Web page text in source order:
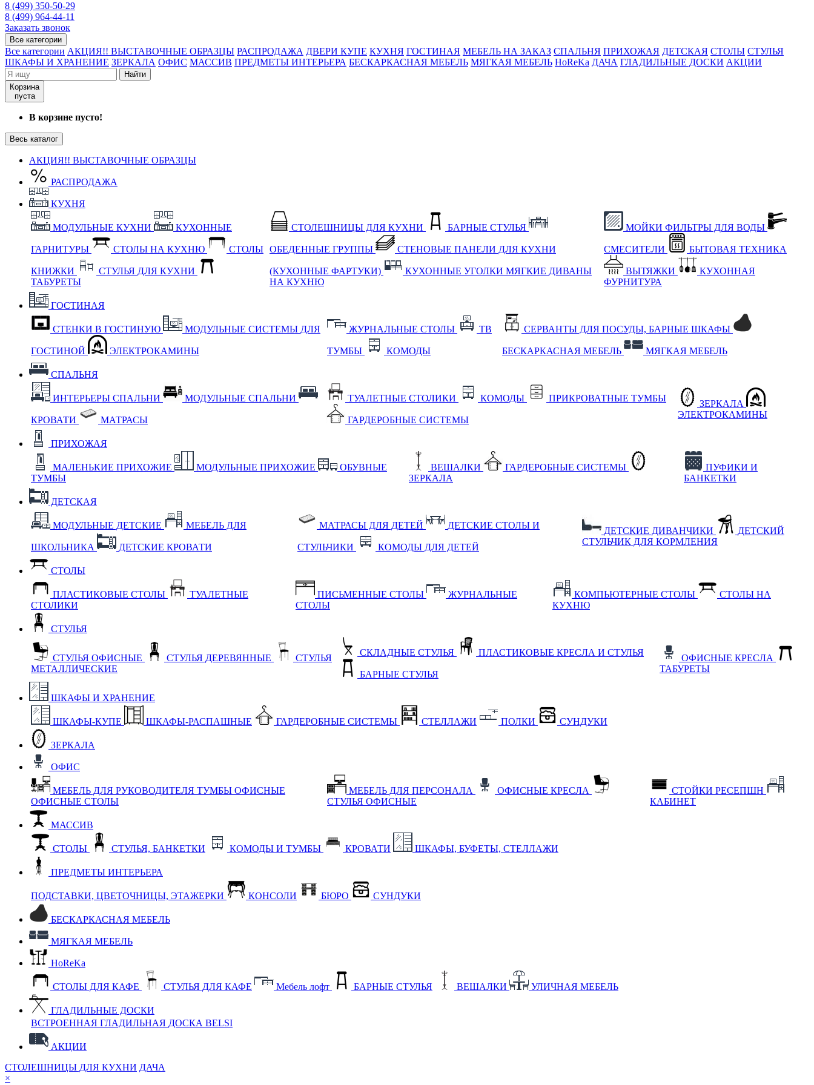
8 (499) 350-50-29
8 (499) 964-44-11
Заказать звонок
Все категории
Все категории АКЦИЯ!! ВЫСТАВОЧНЫЕ ОБРАЗЦЫ РАСПРОДАЖА ДВЕРИ КУПЕ КУХНЯ ГОСТИНАЯ МЕБЕЛЬ НА ЗАКАЗ СПАЛЬНЯ ПРИХОЖАЯ ДЕТСКАЯ СТОЛЫ СТУЛЬЯ
ШКАФЫ И ХРАНЕНИЕ ЗЕРКАЛА ОФИС МАССИВ ПРЕДМЕТЫ ИНТЕРЬЕРА БЕСКАРКАСНАЯ МЕБЕЛЬ МЯГКАЯ МЕБЕЛЬ HoReKa ДАЧА ГЛАДИЛЬНЫЕ ДОСКИ АКЦИИ
Найти
Корзина
пуста
В корзине пусто!
Весь каталог
АКЦИЯ!! ВЫСТАВОЧНЫЕ ОБРАЗЦЫ
РАСПРОДАЖА
КУХНЯ
МОДУЛЬНЫЕ КУХНИ КУХОННЫЕ
ГАРНИТУРЫ СТОЛЫ НА КУХНЮ СТОЛЫ
КНИЖКИ
СТУЛЬЯ ДЛЯ КУХНИ
ТАБУРЕТЫ
СТОЛЕШНИЦЫ ДЛЯ КУХНИ БАРНЫЕ СТУЛЬЯ
ОБЕДЕННЫЕ ГРУППЫ СТЕНОВЫЕ ПАНЕЛИ ДЛЯ КУХНИ
(КУХОННЫЕ ФАРТУКИ) КУХОННЫЕ УГОЛКИ МЯГКИЕ ДИВАНЫ
НА КУХНЮ
МОЙКИ ФИЛЬТРЫ ДЛЯ ВОДЫ
СМЕСИТЕЛИ БЫТОВАЯ ТЕХНИКА
ВЫТЯЖКИ
КУХОННАЯ
ФУРНИТУРА
ГОСТИНАЯ
СТЕНКИ В ГОСТИНУЮ МОДУЛЬНЫЕ СИСТЕМЫ ДЛЯ
ГОСТИНОЙ ЭЛЕКТРОКАМИНЫ
ЖУРНАЛЬНЫЕ СТОЛЫ ТВ
ТУМБЫ КОМОДЫ
СЕРВАНТЫ ДЛЯ ПОСУДЫ, БАРНЫЕ ШКАФЫ
БЕСКАРКАСНАЯ МЕБЕЛЬ МЯГКАЯ МЕБЕЛЬ
СПАЛЬНЯ
ИНТЕРЬЕРЫ СПАЛЬНИ МОДУЛЬНЫЕ СПАЛЬНИ
КРОВАТИ МАТРАСЫ
ТУАЛЕТНЫЕ СТОЛИКИ КОМОДЫ ПРИКРОВАТНЫЕ ТУМБЫ
ГАРДЕРОБНЫЕ СИСТЕМЫ
ЗЕРКАЛА
ЭЛЕКТРОКАМИНЫ
ПРИХОЖАЯ
МАЛЕНЬКИЕ ПРИХОЖИЕ МОДУЛЬНЫЕ ПРИХОЖИЕ
ОБУВНЫЕ
ТУМБЫ
ВЕШАЛКИ
ГАРДЕРОБНЫЕ СИСТЕМЫ
ЗЕРКАЛА
ПУФИКИ И
БАНКЕТКИ
ДЕТСКАЯ
МОДУЛЬНЫЕ ДЕТСКИЕ МЕБЕЛЬ ДЛЯ
ШКОЛЬНИКА ДЕТСКИЕ КРОВАТИ
МАТРАСЫ ДЛЯ ДЕТЕЙ ДЕТСКИЕ СТОЛЫ И
СТУЛЬЧИКИ КОМОДЫ ДЛЯ ДЕТЕЙ
ДЕТСКИЕ ДИВАНЧИКИ
ДЕТСКИЙ
СТУЛЬЧИК ДЛЯ КОРМЛЕНИЯ
СТОЛЫ
ПЛАСТИКОВЫЕ СТОЛЫ
ТУАЛЕТНЫЕ
СТОЛИКИ
ПИСЬМЕННЫЕ СТОЛЫ
ЖУРНАЛЬНЫЕ
СТОЛЫ
КОМПЬЮТЕРНЫЕ СТОЛЫ
СТОЛЫ НА
КУХНЮ
СТУЛЬЯ
СТУЛЬЯ ОФИСНЫЕ СТУЛЬЯ ДЕРЕВЯННЫЕ
СТУЛЬЯ
МЕТАЛЛИЧЕСКИЕ
СКЛАДНЫЕ СТУЛЬЯ ПЛАСТИКОВЫЕ КРЕСЛА И СТУЛЬЯ
БАРНЫЕ СТУЛЬЯ
ОФИСНЫЕ КРЕСЛА
ТАБУРЕТЫ
ШКАФЫ И ХРАНЕНИЕ
ШКАФЫ-КУПЕ ШКАФЫ-РАСПАШНЫЕ ГАРДЕРОБНЫЕ СИСТЕМЫ СТЕЛЛАЖИ ПОЛКИ СУНДУКИ
ЗЕРКАЛА
ОФИС
МЕБЕЛЬ ДЛЯ РУКОВОДИТЕЛЯ ТУМБЫ ОФИСНЫЕ
ОФИСНЫЕ СТОЛЫ
МЕБЕЛЬ ДЛЯ ПЕРСОНАЛА
ОФИСНЫЕ КРЕСЛА
СТУЛЬЯ ОФИСНЫЕ
СТОЙКИ РЕСЕПШН
КАБИНЕТ
МАССИВ
СТОЛЫ СТУЛЬЯ, БАНКЕТКИ КОМОДЫ И ТУМБЫ КРОВАТИ ШКАФЫ, БУФЕТЫ, СТЕЛЛАЖИ
ПРЕДМЕТЫ ИНТЕРЬЕРА
ПОДСТАВКИ, ЦВЕТОЧНИЦЫ, ЭТАЖЕРКИ КОНСОЛИ БЮРО СУНДУКИ
БЕСКАРКАСНАЯ МЕБЕЛЬ
МЯГКАЯ МЕБЕЛЬ
HoReKa
СТОЛЫ ДЛЯ КАФЕ СТУЛЬЯ ДЛЯ КАФЕ Мебель лофт БАРНЫЕ СТУЛЬЯ ВЕШАЛКИ УЛИЧНАЯ МЕБЕЛЬ
ГЛАДИЛЬНЫЕ ДОСКИ
ВСТРОЕННАЯ ГЛАДИЛЬНАЯ ДОСКА BELSI
АКЦИИ
СТОЛЕШНИЦЫ ДЛЯ КУХНИ ДАЧА
×